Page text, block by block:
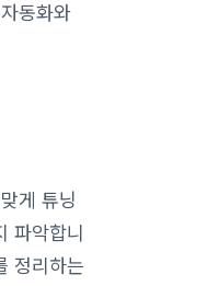
동화와
게 튜닝
파악합니
정리하는